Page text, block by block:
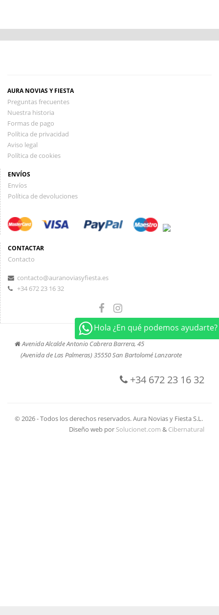
Hola ¿En qué podemos ayudarte?
AURA NOVIAS Y FIESTA
Preguntas frecuentes
Nuestra historia
Formas de pago
Política de privacidad
Aviso legal
Política de cookies
ENVÍOS
Envíos
Política de devoluciones
CONTACTAR
Contacto
contacto@auranoviasyfiesta.es
+34 672 23 16 32
Avenida Alcalde Antonio Cabrera Barrera, 45
(Avenida de Las Palmeras) 35550 San Bartolomé Lanzarote
+34 672 23 16 32
© 2026 - Todos los derechos reservados. Aura Novias y Fiesta S.L.
Diseño web por Solucionet.com & Cibernatural